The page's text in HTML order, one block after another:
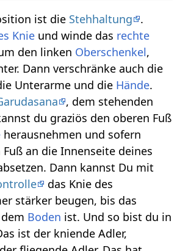
ist die Stehhaltung
.
Knie und winde das rechte
den linken Oberschenkel,
Dann verschränke auch die
Unterarme und die Hände.
, dem stehenden
du graziös den oberen Fuß
herausnehmen und sofern
an die Innenseite deines
Dann kannst Du mit
das Knie des
stärker beugen, bis das
Boden ist. Und so bist du in
ist der kniende Adler,